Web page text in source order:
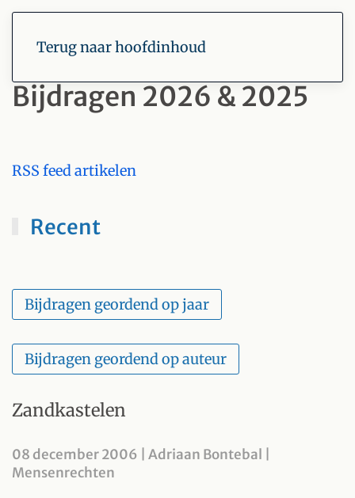
Terug naar hoofdinhoud
Bijdragen 2026 & 2025
RSS feed artikelen
Recent
Bijdragen geordend op jaar
Bijdragen geordend op auteur
Zandkastelen
08 december 2006 | Adriaan Bontebal |
Mensenrechten